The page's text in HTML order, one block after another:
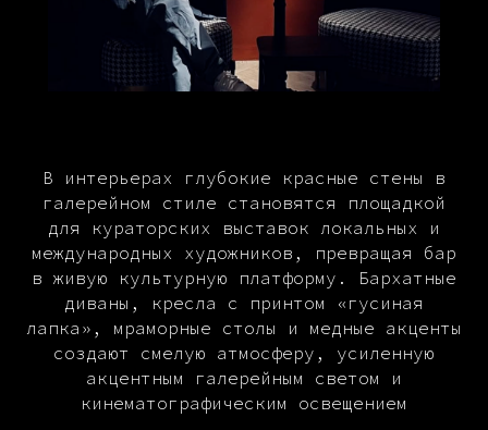
В интерьерах глубокие красные стены в
галерейном стиле становятся площадкой
для кураторских выставок локальных и
международных художников, превращая бар
в живую культурную платформу. Бархатные
диваны, кресла с принтом «гусиная
лапка», мраморные столы и медные акценты
создают смелую атмосферу, усиленную
акцентным галерейным светом и
кинематографическим освещением